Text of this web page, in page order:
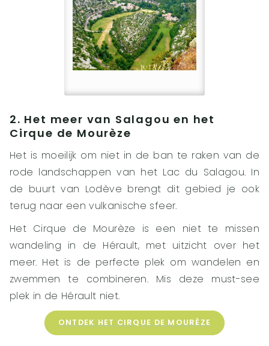
2. Het meer van Salagou en het
Cirque de Mourèze
Het is moeilijk om niet in de ban te raken van de
rode landschappen van het Lac du Salagou. In
de buurt van Lodève brengt dit gebied je ook
terug naar een vulkanische sfeer.
Het Cirque de Mourèze is een niet te missen
wandeling in de Hérault, met uitzicht over het
meer. Het is de perfecte plek om wandelen en
zwemmen te combineren. Mis deze must-see
plek in de Hérault niet.
ONTDEK HET CIRQUE DE MOURÈZE